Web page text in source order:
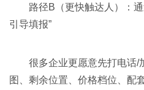
路径B（更快触达人）：
引导填报”
很多企业更愿意先打电话/
图、剩余位置、价格档位、配